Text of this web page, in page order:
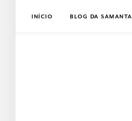
INÍCIO BLOG DA SAMANTA